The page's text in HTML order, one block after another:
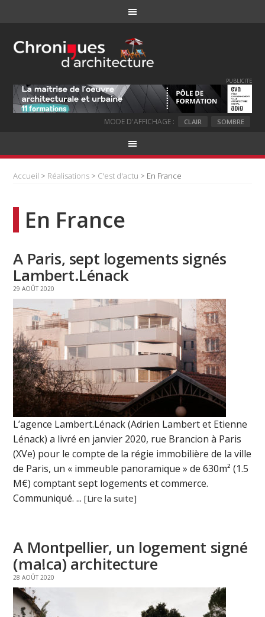
PUBLICITE
MODE D'AFFICHAGE : CLAIR SOMBRE
Accueil > Réalisations > C'est d'actu > En France
En France
A Paris, sept logements signés
Lambert.Lénack
29 AOÛT 2020
L’agence Lambert.Lénack (Adrien Lambert et Etienne
Lénack) a livré en janvier 2020, rue Brancion à Paris
(XVe) pour le compte de la régie immobilière de la ville
de Paris, un « immeuble panoramique » de 630m² (1.5
M€) comptant sept logements et commerce.
Communiqué. ...[Lire la suite]
A Montpellier, un logement signé
(ma!ca) architecture
28 AOÛT 2020